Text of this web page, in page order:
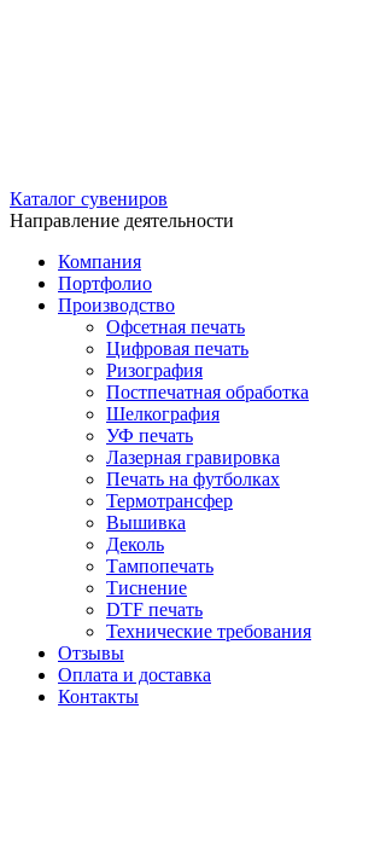
Каталог сувениров
Направление деятельности
Компания
Портфолио
Производство
Офсетная печать
Цифровая печать
Ризография
Постпечатная обработка
Шелкография
УФ печать
Лазерная гравировка
Печать на футболках
Термотрансфер
Вышивка
Деколь
Тампопечать
Тиснение
DTF печать
Технические требования
Отзывы
Оплата и доставка
Контакты